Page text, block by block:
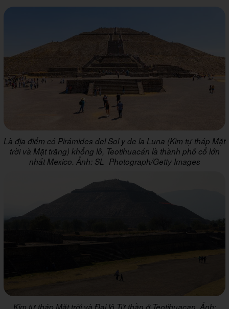
Là địa điểm có Pirámides del Sol y de la Luna (Kim tự tháp Mặt
trời và Mặt trăng) khổng lồ, Teotihuacán là thành phố cổ lớn
nhất Mexico. Ảnh: SL_Photograph/Getty Images
Kim tự tháp Mặt trời và Đại lộ Tử thần ở Teotihuacan. Ảnh: